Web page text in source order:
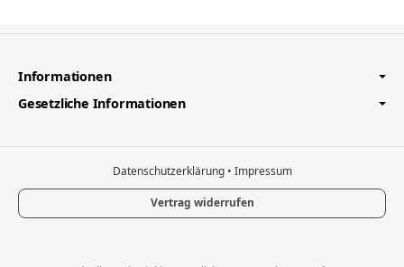
Informationen
Gesetzliche Informationen
Datenschutzerklärung • Impressum
Vertrag widerrufen